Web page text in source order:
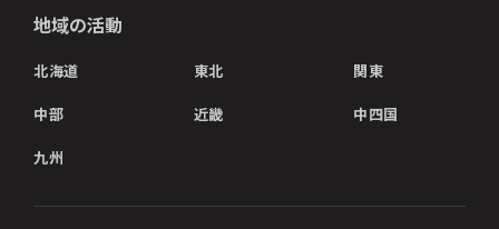
地域の活動
北海道 東北 関東
中部 近畿 中四国
九州